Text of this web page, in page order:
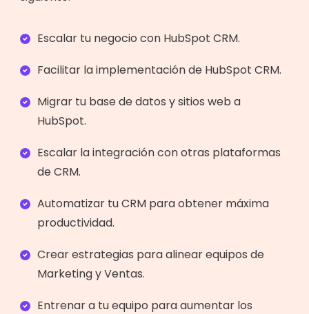
Escalar tu negocio con HubSpot CRM.
Facilitar la implementación de HubSpot CRM.
Migrar tu base de datos y sitios web a
HubSpot.
Escalar la integración con otras plataformas
de CRM.
Automatizar tu CRM para obtener máxima
productividad.
Crear estrategias para alinear equipos de
Marketing y Ventas.
Entrenar a tu equipo para aumentar los